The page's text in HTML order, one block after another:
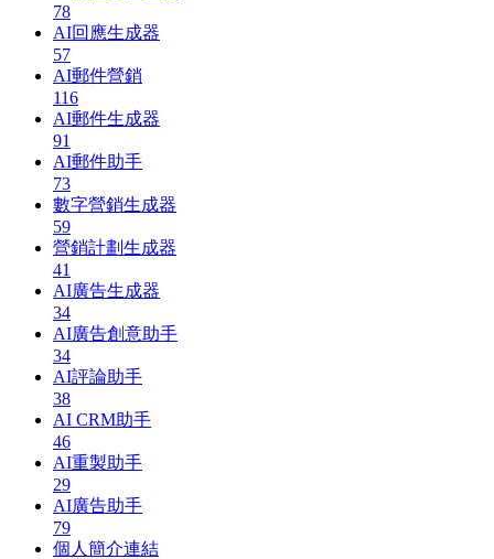
78
AI回應生成器
57
AI郵件營銷
116
AI郵件生成器
91
AI郵件助手
73
數字營銷生成器
59
營銷計劃生成器
41
AI廣告生成器
34
AI廣告創意助手
34
AI評論助手
38
AI CRM助手
46
AI重製助手
29
AI廣告助手
79
個人簡介連結